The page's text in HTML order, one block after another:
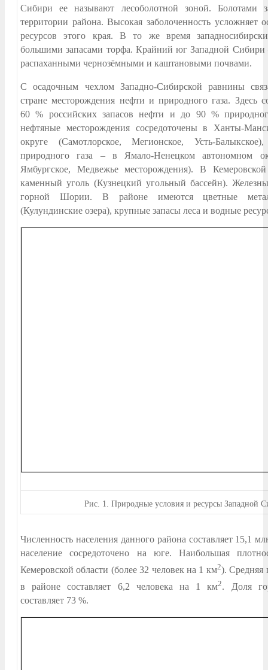
Сибири ее называют лесоболотной зоной. Болотами
территории района. Высокая заболоченность усложняет
ресурсов этого края. В то же время
большими запасами торфа. Крайний юг Западной Сибири
распаханными чернозёмными и каштановыми почвами.
С осадочным чехлом Западно-Сибирской равнины
стране месторождения нефти и природного газа. Здесь
60 % российских запасов нефти и до 90 %
нефтяные месторождения сосредоточены в Ханты-
округе (Самотлорское, Мегионское, Усть-
природного газа – в Ямало-Ненецком автономном
Ямбургское, Медвежье месторождения). В
каменный уголь (Кузнецкий угольный бассейн).
горной Шории. В районе имеются цветные
(Кулундинские озера), крупные запасы леса и водные
Рис. 1. Природные условия и ресурсы Западной
Численность населения данного района составляет 15,1
население сосредоточено на юге. Наибольшая
Кемеровской области (более 32 человек на 1 км2). Средняя
в районе составляет 6,2 человека на 1 км2. Доля
составляет 73 %.